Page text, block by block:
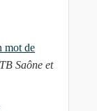
mot de
Saône et